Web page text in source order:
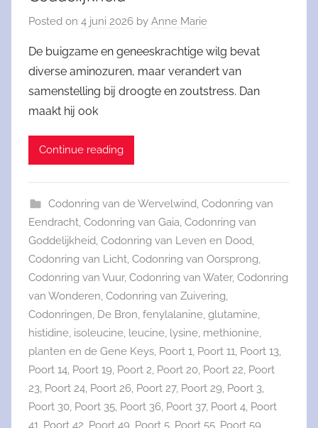
Posted on 4 juni 2026 by Anne Marie
De buigzame en geneeskrachtige wilg bevat
diverse aminozuren, maar verandert van
samenstelling bij droogte en zoutstress. Dan
maakt hij ook
Continue reading
Codonring van de Wervelwind, Codonring van
Eendracht, Codonring van Gaia, Codonring van
Goddelijkheid, Codonring van Leven en Dood,
Codonring van Licht, Codonring van Oorsprong,
Codonring van Vuur, Codonring van Water, Codonring
van Wonderen, Codonring van Zuivering,
Codonringen, De Bron, fenylalanine, glutamine,
histidine, isoleucine, leucine, lysine, methionine,
planten en de Gene Keys, Poort 1, Poort 11, Poort 13,
Poort 14, Poort 19, Poort 2, Poort 20, Poort 22, Poort
23, Poort 24, Poort 26, Poort 27, Poort 29, Poort 3,
Poort 30, Poort 35, Poort 36, Poort 37, Poort 4, Poort
41 Poort 42 Poort 49 Poort 5 Poort 55 Poort 59